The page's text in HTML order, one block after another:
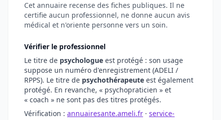
Cet annuaire recense des fiches publiques. Il ne
certifie aucun professionnel, ne donne aucun avis
médical et n'oriente personne vers un soin.
Vérifier le professionnel
Le titre de psychologue est protégé : son usage
suppose un numéro d'enregistrement (ADELI /
RPPS). Le titre de psychothérapeute est également
protégé. En revanche, « psychopraticien » et
« coach » ne sont pas des titres protégés.
Vérification : annuairesante.ameli.fr · service-